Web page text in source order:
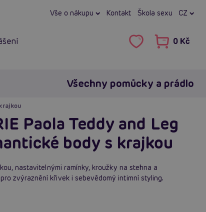
Vše o nákupu Kontakt Škola sexu CZ
0 Kč
Všechny pomůcky a prádlo
Paola Teddy and Leg
body s krajkou
nastavitelnými ramínky, kroužky na stehna a
zvýraznění křivek i sebevědomý intimní styling.